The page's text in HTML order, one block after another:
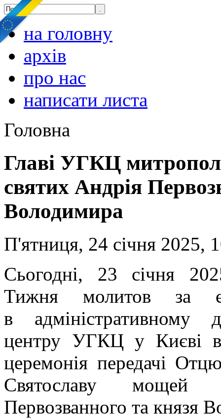
на головну
архів
про нас
написати листа
Головна
Главі УГКЦ
святих Андрія
Володимира
П'ятниця, 24 січня 2025,
Сьогодні, 23 січня
Тижня молитов за
в адміністративному
центру УГКЦ у Києві
церемонія передачі
Святославу мощей
Первозванного та князя